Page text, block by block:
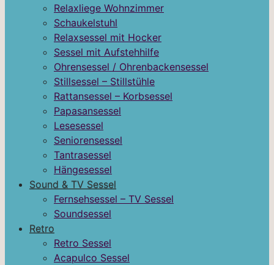
Relaxliege Wohnzimmer
Schaukelstuhl
Relaxsessel mit Hocker
Sessel mit Aufstehhilfe
Ohrensessel / Ohrenbackensessel
Stillsessel – Stillstühle
Rattansessel – Korbsessel
Papasansessel
Lesesessel
Seniorensessel
Tantrasessel
Hängesessel
Sound & TV Sessel
Fernsehsessel – TV Sessel
Soundsessel
Retro
Retro Sessel
Acapulco Sessel